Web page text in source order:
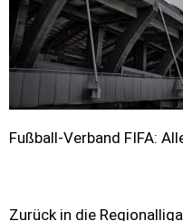
Fußball-Verband FIFA:
Zurück in die